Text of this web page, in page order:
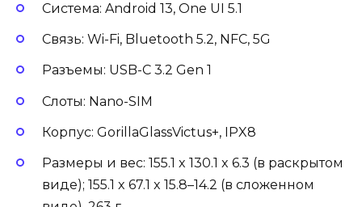
Система: Android 13, One UI 5.1
Связь: Wi-Fi, Bluetooth 5.2, NFC, 5G
Разъемы: USB-С 3.2 Gen 1
Слоты: Nano-SIM
Корпус: GorillaGlassVictus+, IPX8
Размеры и вес: 155.1 x 130.1 x 6.3 (в раскрытом
виде); 155.1 x 67.1 x 15.8–14.2 (в сложенном